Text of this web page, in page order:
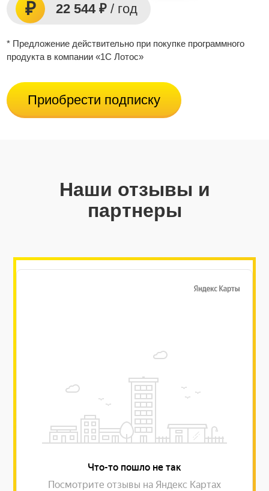
22 544 ₽ / год
* Предложение действительно при покупке программного
продукта в компании «1С Лотос»
Приобрести подписку
Наши отзывы и
партнеры